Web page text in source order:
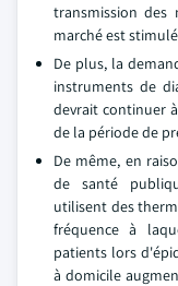
transmission des
marché est
De plus, la
instruments de
devrait continuer
de la période de
De même, en
de santé
utilisent des
fréquence à
patients lors
à domicile